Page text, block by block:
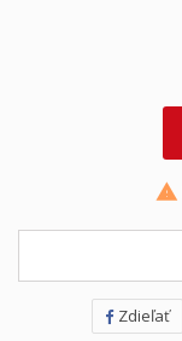

Zdieľať